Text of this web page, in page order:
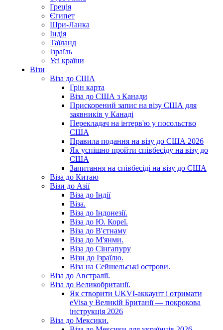
Греція
Єгипет
Шри-Ланка
Індія
Таїланд
Ізраїль
Усі країни
Візи
Віза до США
Грін карта
Віза до США з Канади
Прискорений запис на візу США для
заявників у Канаді
Перекладач на інтерв'ю у посольство
США
Правила подання на візу до США 2026
Як успішно пройти співбесіду на візу до
США
Запитання на співбесіді на візу до США
Віза до Китаю
Візи до Азії
Віза до Індії
Віза.
Віза до Індонезії.
Віза до Ю. Кореї.
Віза до В'єтнаму
Віза до М'янми.
Віза до Сінгапуру
Візи до Ізраїлю.
Віза на Сейшельські острови.
Віза до Австралії.
Віза до Великобританії.
Як створити UKVI-аккаунт і отримати
eVisa у Великій Британії — покрокова
інструкція 2026
Віза до Мексики.